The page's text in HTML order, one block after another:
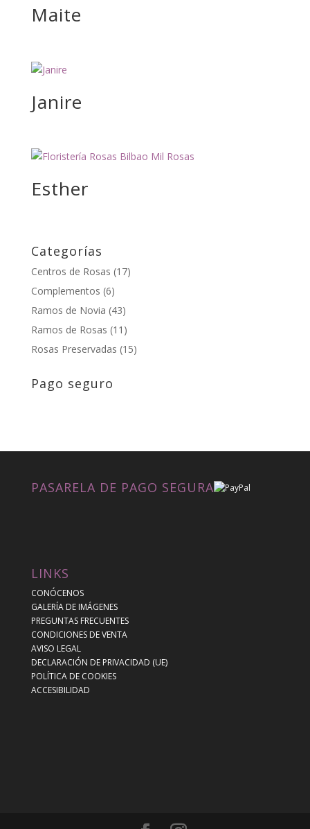
Maite
Janire
Esther
Categorías
Centros de Rosas (17)
Complementos (6)
Ramos de Novia (43)
Ramos de Rosas (11)
Rosas Preservadas (15)
Pago seguro
PASARELA DE PAGO SEGURA
LINKS
CONÓCENOS
GALERÍA DE IMÁGENES
PREGUNTAS FRECUENTES
CONDICIONES DE VENTA
AVISO LEGAL
DECLARACIÓN DE PRIVACIDAD (UE)
POLÍTICA DE COOKIES
ACCESIBILIDAD